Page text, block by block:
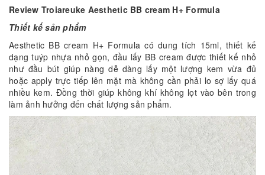
Review Troiareuke Aesthetic BB cream H+ Formula
Thiết kế sản phẩm
Aesthetic BB cream H+ Formula có dung tích 15ml, thiết kế
dạng tuýp nhựa nhỏ gọn, đầu lấy BB cream được thiết kế nhỏ
như đầu bút giúp nàng dễ dàng lấy một lượng kem vừa đủ
hoặc apply trực tiếp lên mặt mà không cần phải lo sợ lấy quá
nhiều kem. Đồng thời giúp không khí không lọt vào bên trong
làm ảnh hưởng đến chất lượng sản phẩm.